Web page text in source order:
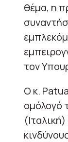
θέμα, η
τον
Ο κ.
ομόλογό